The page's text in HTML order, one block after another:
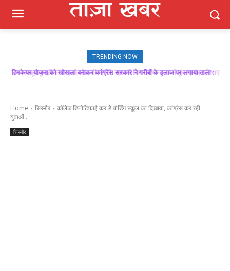
TRENDING NOW
मजबूत बूथ ही भाजपा की जीत की गारंटी, आगामी विधानसभा चुनाव में बूथ प्रबंधन निभाएगा
Home सिरमौर
कॉलेज डिनोटिफाई कर डे बोर्डिंग स्कूल का दिखावा, कांग्रेस कर रही
युवाओं...
सिरमौर